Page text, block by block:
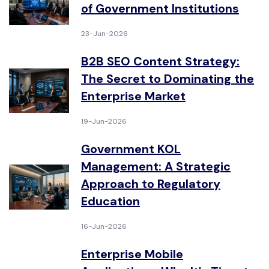
of Government Institutions
23-Jun-2026
B2B SEO Content Strategy:
The Secret to Dominating the
Enterprise Market
19-Jun-2026
Government KOL
Management: A Strategic
Approach to Regulatory
Education
16-Jun-2026
Enterprise Mobile